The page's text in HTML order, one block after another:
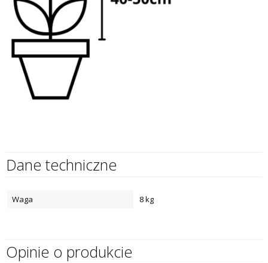
Dane techniczne
Waga 8 kg
Opinie o produkcie